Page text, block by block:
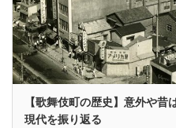
【歌舞伎町の歴史】意外や昔
現代を振り返る